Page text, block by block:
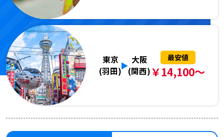
東京
(羽田)
大阪
(関西)
最安値
￥14,100～